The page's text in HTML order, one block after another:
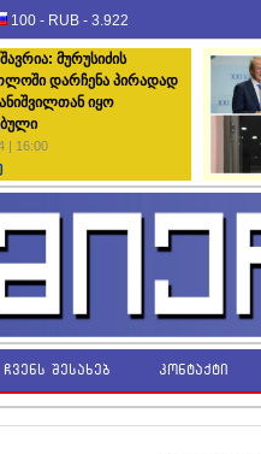
100 - RUB - 3.922
მურუსიძის
დარჩენა პირადად
იყო
| 16:00
ჩვენს შესახებ კონტაქტი